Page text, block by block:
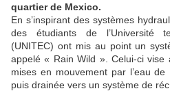
quartier de Mexico.
En s’inspirant des systèmes
des étudiants de l’Université
(UNITEC) ont mis au point un
appelé « Rain Wild ». Celui-ci vise
mises en mouvement par l’eau
puis drainée vers un système de